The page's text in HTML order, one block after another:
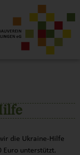
die Ukraine-Hilfe
Euro unterstützt.